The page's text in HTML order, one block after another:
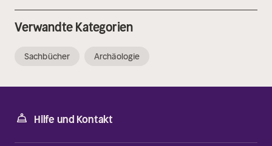
Verwandte Kategorien
Sachbücher Archäologie
Hilfe und Kontakt